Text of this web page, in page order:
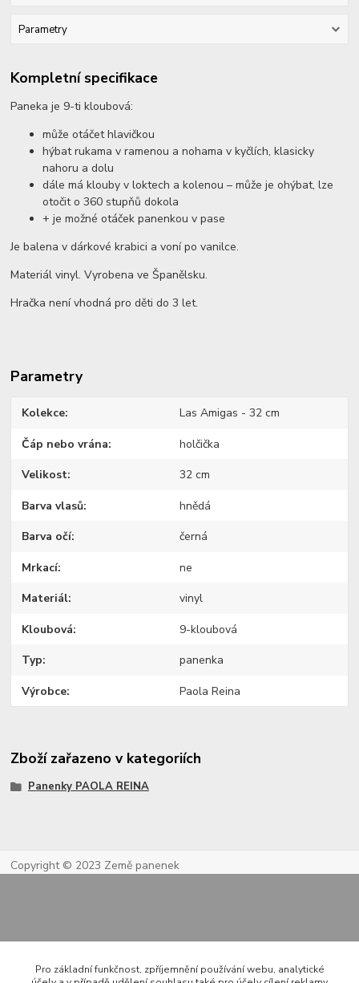
Parametry
Kompletní specifikace
Paneka je 9-ti kloubová:
může otáčet hlavičkou
hýbat rukama v ramenou a nohama v kyčlích, klasicky
nahoru a dolu
dále má klouby v loktech a kolenou – může je ohýbat, lze
otočit o 360 stupňů dokola
+ je možné otáček panenkou v pase
Je balena v dárkové krabici a voní po vanilce.
Materiál vinyl. Vyrobena ve Španělsku.
Hračka není vhodná pro děti do 3 let.
Parametry
Kolekce Las Amigas - 32 cm
Čáp nebo vrána holčička
Velikost 32 cm
Barva vlasů hnědá
Barva očí černá
Mrkací ne
Materiál vinyl
Kloubová 9-kloubová
Typ panenka
Výrobce Paola Reina
Zboží zařazeno v kategoriích
Panenky PAOLA REINA
Copyright © 2023 Země panenek
Pro základní funkčnost, zpříjemnění používání webu, analytické